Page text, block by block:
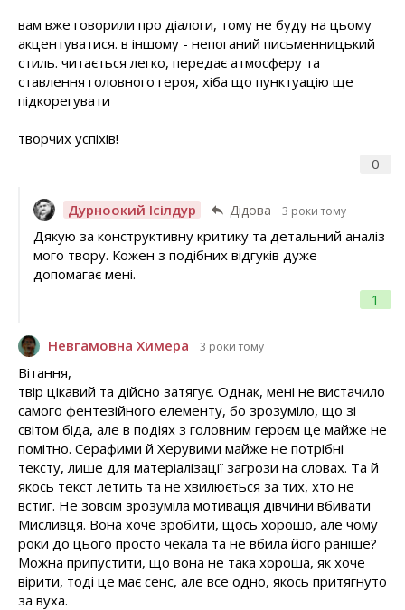
0
вам вже говорили про діалоги, тому не буду на цьому
акцентуватися. в іншому - непоганий письменницький
стиль. читається легко, передає атмосферу та
ставлення головного героя, хіба що пунктуацію ще
підкорегувати
творчих успіхів!
Дурноокий Ісілдур Дідова 3 роки тому
1
Дякую за конструктивну критику та детальний аналіз
мого твору. Кожен з подібних відгуків дуже
допомагає мені.
Невгамовна Химера 3 роки тому
Вітання,
твір цікавий та дійсно затягує. Однак, мені не вистачило
самого фентезійного елементу, бо зрозуміло, що зі
світом біда, але в подіях з головним героєм це майже не
помітно. Серафими й Херувими майже не потрібні
тексту, лише для матеріалізації загрози на словах. Та й
якось текст летить та не хвилюється за тих, хто не
встиг. Не зовсім зрозуміла мотивація дівчини вбивати
Мисливця. Вона хоче зробити, щось хорошо, але чому
роки до цього просто чекала та не вбила його раніше?
Можна припустити, що вона не така хороша, як хоче
вірити, тоді це має сенс, але все одно, якось притягнуто
за вуха.